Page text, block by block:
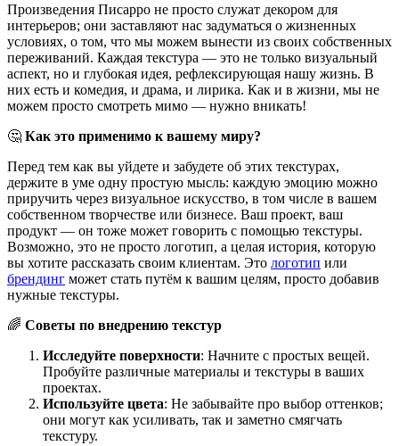
Произведения Писарро не просто служат декором для
интерьеров; они заставляют нас задуматься о жизненных
условиях, о том, что мы можем вынести из своих собственных
переживаний. Каждая текстура — это не только визуальный
аспект, но и глубокая идея, рефлексирующая нашу жизнь. В
них есть и комедия, и драма, и лирика. Как и в жизни, мы не
можем просто смотреть мимо — нужно вникать!
🤔 Как это применимо к вашему миру?
Перед тем как вы уйдете и забудете об этих текстурах,
держите в уме одну простую мысль: каждую эмоцию можно
приручить через визуальное искусство, в том числе в вашем
собственном творчестве или бизнесе. Ваш проект, ваш
продукт — он тоже может говорить с помощью текстуры.
Возможно, это не просто логотип, а целая история, которую
вы хотите рассказать своим клиентам. Это логотип или
брендинг может стать путём к вашим целям, просто добавив
нужные текстуры.
🌈 Советы по внедрению текстур
Исследуйте поверхности: Начните с простых вещей.
Пробуйте различные материалы и текстуры в ваших
проектах.
Используйте цвета: Не забывайте про выбор оттенков;
они могут как усиливать, так и заметно смягчать
текстуру.